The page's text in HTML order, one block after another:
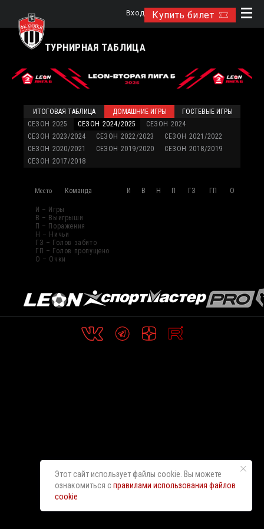
Купить билет
Вход
ТУРНИРНАЯ ТАБЛИЦА
ИТОГОВАЯ ТАБЛИЦА ДОМАШНИЕ ИГРЫ
ГОСТЕВЫЕ ИГРЫ
СЕЗОН 2025
СЕЗОН 2024/2025
СЕЗОН 2024
СЕЗОН 2023/2024
СЕЗОН 2022/2023
СЕЗОН 2021/2022
СЕЗОН 2020/2021
СЕЗОН 2019/2020
СЕЗОН 2018/2019
СЕЗОН 2017/2018
Место Команда И В Н П ГЗ ГП О
И – Игры
В – Выигрыши
П – Поражения
Н – Ничьи
ГЗ – Голов забито
ГП – Голов пропущено
О – Очки
Этот сайт использует файлы cookie. Вы можете
ознакомиться справилами использования файлов
cookie